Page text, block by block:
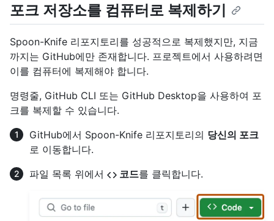
포크 저장소를 컴퓨터로 복제하기
Spoon-Knife 리포지토리를 성공적으로 복제했지만, 지금
까지는 GitHub에만 존재합니다. 프로젝트에서 사용하려면
이를 컴퓨터에 복제해야 합니다.
명령줄, GitHub CLI 또는 GitHub Desktop을 사용하여 포
크를 복제할 수 있습니다.
GitHub에서 Spoon-Knife 리포지토리의 당신의 포크
로 이동합니다.
파일 목록 위에서
코드를 클릭합니다.